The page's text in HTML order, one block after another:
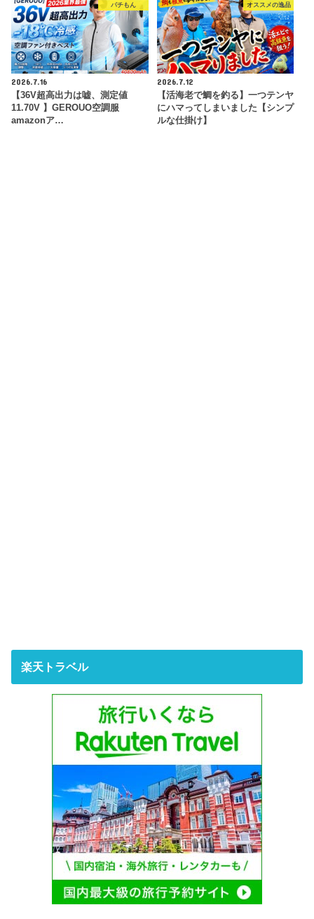
パチもん
2026.7.16
【36V超高出力は嘘、測定値
11.70V 】GEROUO空調服
amazonア…
オススメの逸品
2026.7.12
【活海老で鯛を釣る】一つテンヤ
にハマってしまいました【シンプ
ルな仕掛け】
楽天トラベル